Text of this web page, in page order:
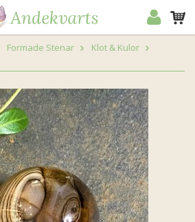
Formade Stenar
Klot & Kulor